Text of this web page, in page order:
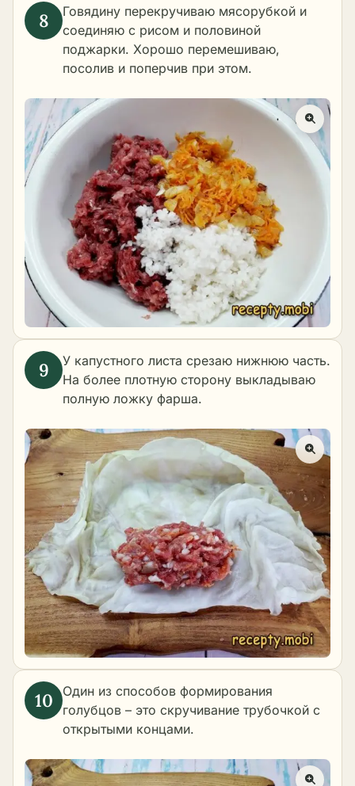
Говядину перекручиваю мясорубкой и
соединяю с рисом и половиной
поджарки. Хорошо перемешиваю,
посолив и поперчив при этом.
У капустного листа срезаю нижнюю часть.
На более плотную сторону выкладываю
полную ложку фарша.
Один из способов формирования
голубцов – это скручивание трубочкой с
открытыми концами.